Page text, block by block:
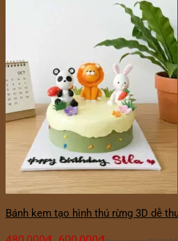
Bánh kem tạo hình thú rừng 3D dễ